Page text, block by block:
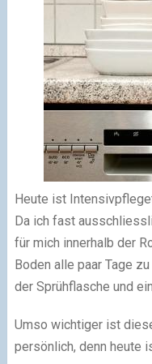
Heute ist
Da ich fast
für mich innerhalb der
Boden alle paar Tage
der Sprühflasche und
Umso wichtiger ist
persönlich, denn heute